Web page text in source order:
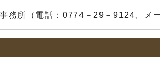
務所（電話：0774－29－9124、メー